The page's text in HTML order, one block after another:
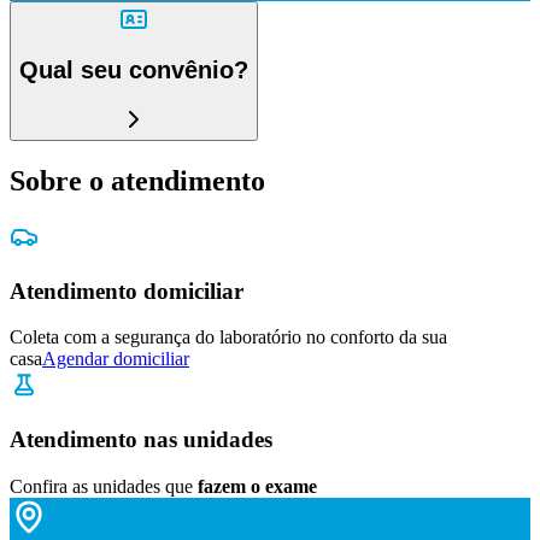
Qual seu convênio?
Sobre o atendimento
Atendimento domiciliar
Coleta com a segurança do laboratório no conforto da sua
casaAgendar domiciliar
Atendimento nas unidades
Confira as unidades que fazem o exame